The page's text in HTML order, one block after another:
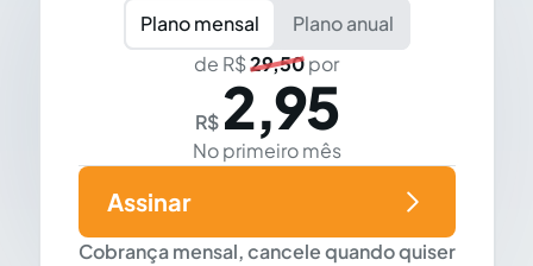
Plano mensal
Plano anual
de R$29,50por
R$ 2,95
No primeiro mês
Cobrança mensal, cancele quando quiser
Assinar